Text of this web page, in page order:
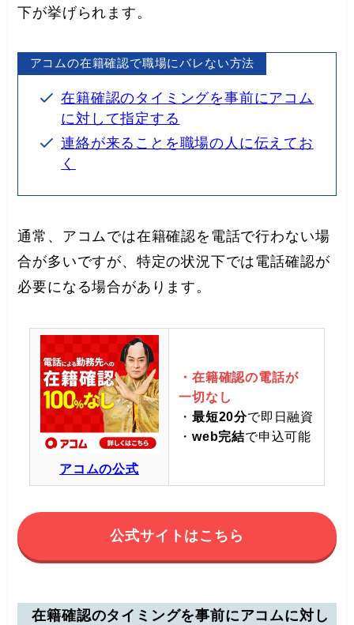
下が挙げられます。
アコムの在籍確認で職場にバレない方法
在籍確認のタイミングを事前にアコム
に対して指定する
連絡が来ることを職場の人に伝えてお
く
通常、アコムでは在籍確認を電話で行わない場
合が多いですが、特定の状況下では電話確認が
必要になる場合があります。
アコムの公式
・在籍確認の電話が
一切なし
・ 最短20分で即日融資
・ web完結で申込可能
公式サイトはこちら
在籍確認のタイミングを事前にアコムに対し